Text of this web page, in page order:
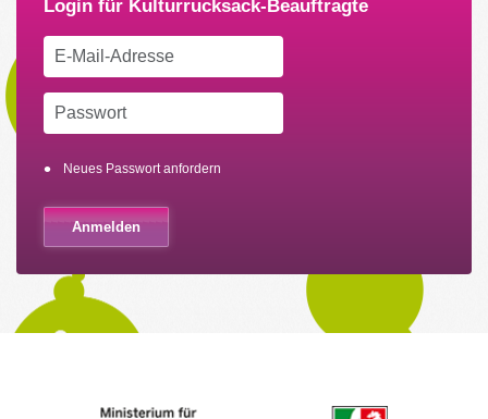
Neues Passwort anfordern